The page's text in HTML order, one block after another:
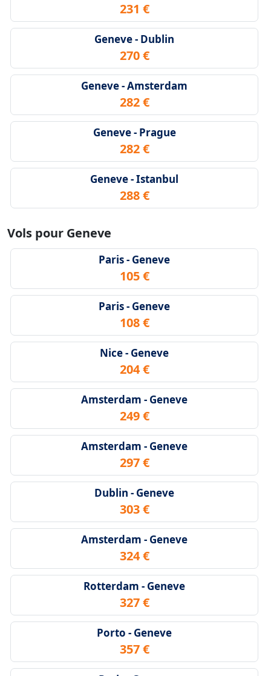
231 €
Geneve - Dublin
270 €
Geneve - Amsterdam
282 €
Geneve - Prague
282 €
Geneve - Istanbul
288 €
Vols pour Geneve
Paris - Geneve
105 €
Paris - Geneve
108 €
Nice - Geneve
204 €
Amsterdam - Geneve
249 €
Amsterdam - Geneve
297 €
Dublin - Geneve
303 €
Amsterdam - Geneve
324 €
Rotterdam - Geneve
327 €
Porto - Geneve
357 €